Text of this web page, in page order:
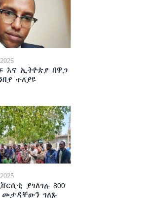
እና ኢትዮጵያ በዋጋ
ተለያዩ
ያገለገሉ 800
ገለጹ